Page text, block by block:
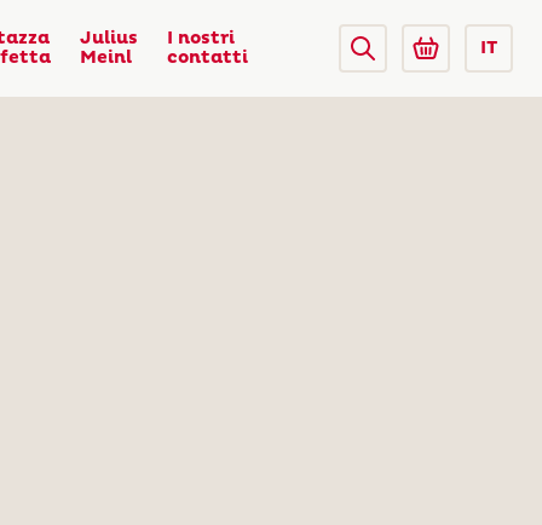
Julius
Meinl
I nostri
contatti
IT